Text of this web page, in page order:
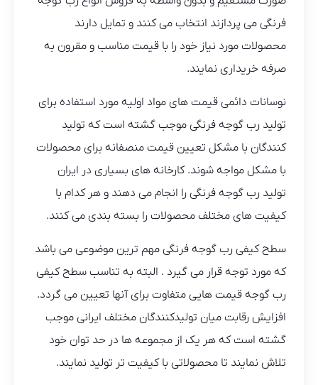
فرنگی می پردازند انتخاب می کنند و تمایل دارند
محصولات مورد نیاز خود را با قیمت مناسب و مقرون به
صرفه خریداری نمایند.
نوسانات دائمی قیمت های مواد اولیه مورد استفاده برای
تولید رب گوجه فرنگی موجب گشته است که تولید
کنندگان با مشکل تعیین قیمت منصفانه برای محصولات
با مشکل مواجه شوند. کارخانه های بسیاری در ایران
تولید رب گوجه فرنگی را انجام می دهند و هر کدام با
کیفیت های مختلف محصولات را بسته بندی می کنند.
سطح کیفی رب گوجه فرنگی مهم ترین موضوعی می باشد
که مورد توجه قرار می گیرد . البته به تناسب سطح کیفی
رب گوجه قیمت هایی متفاوت برای آنها تعیین می گردد.
افزایش رقابت میان تولیدکنندگان مختلف ایرانی موجب
گشته است که هر یک از مجموعه ها در حد توان خود
تلاش نمایند تا محصولاتی با کیفیت تر تولید نمایند.